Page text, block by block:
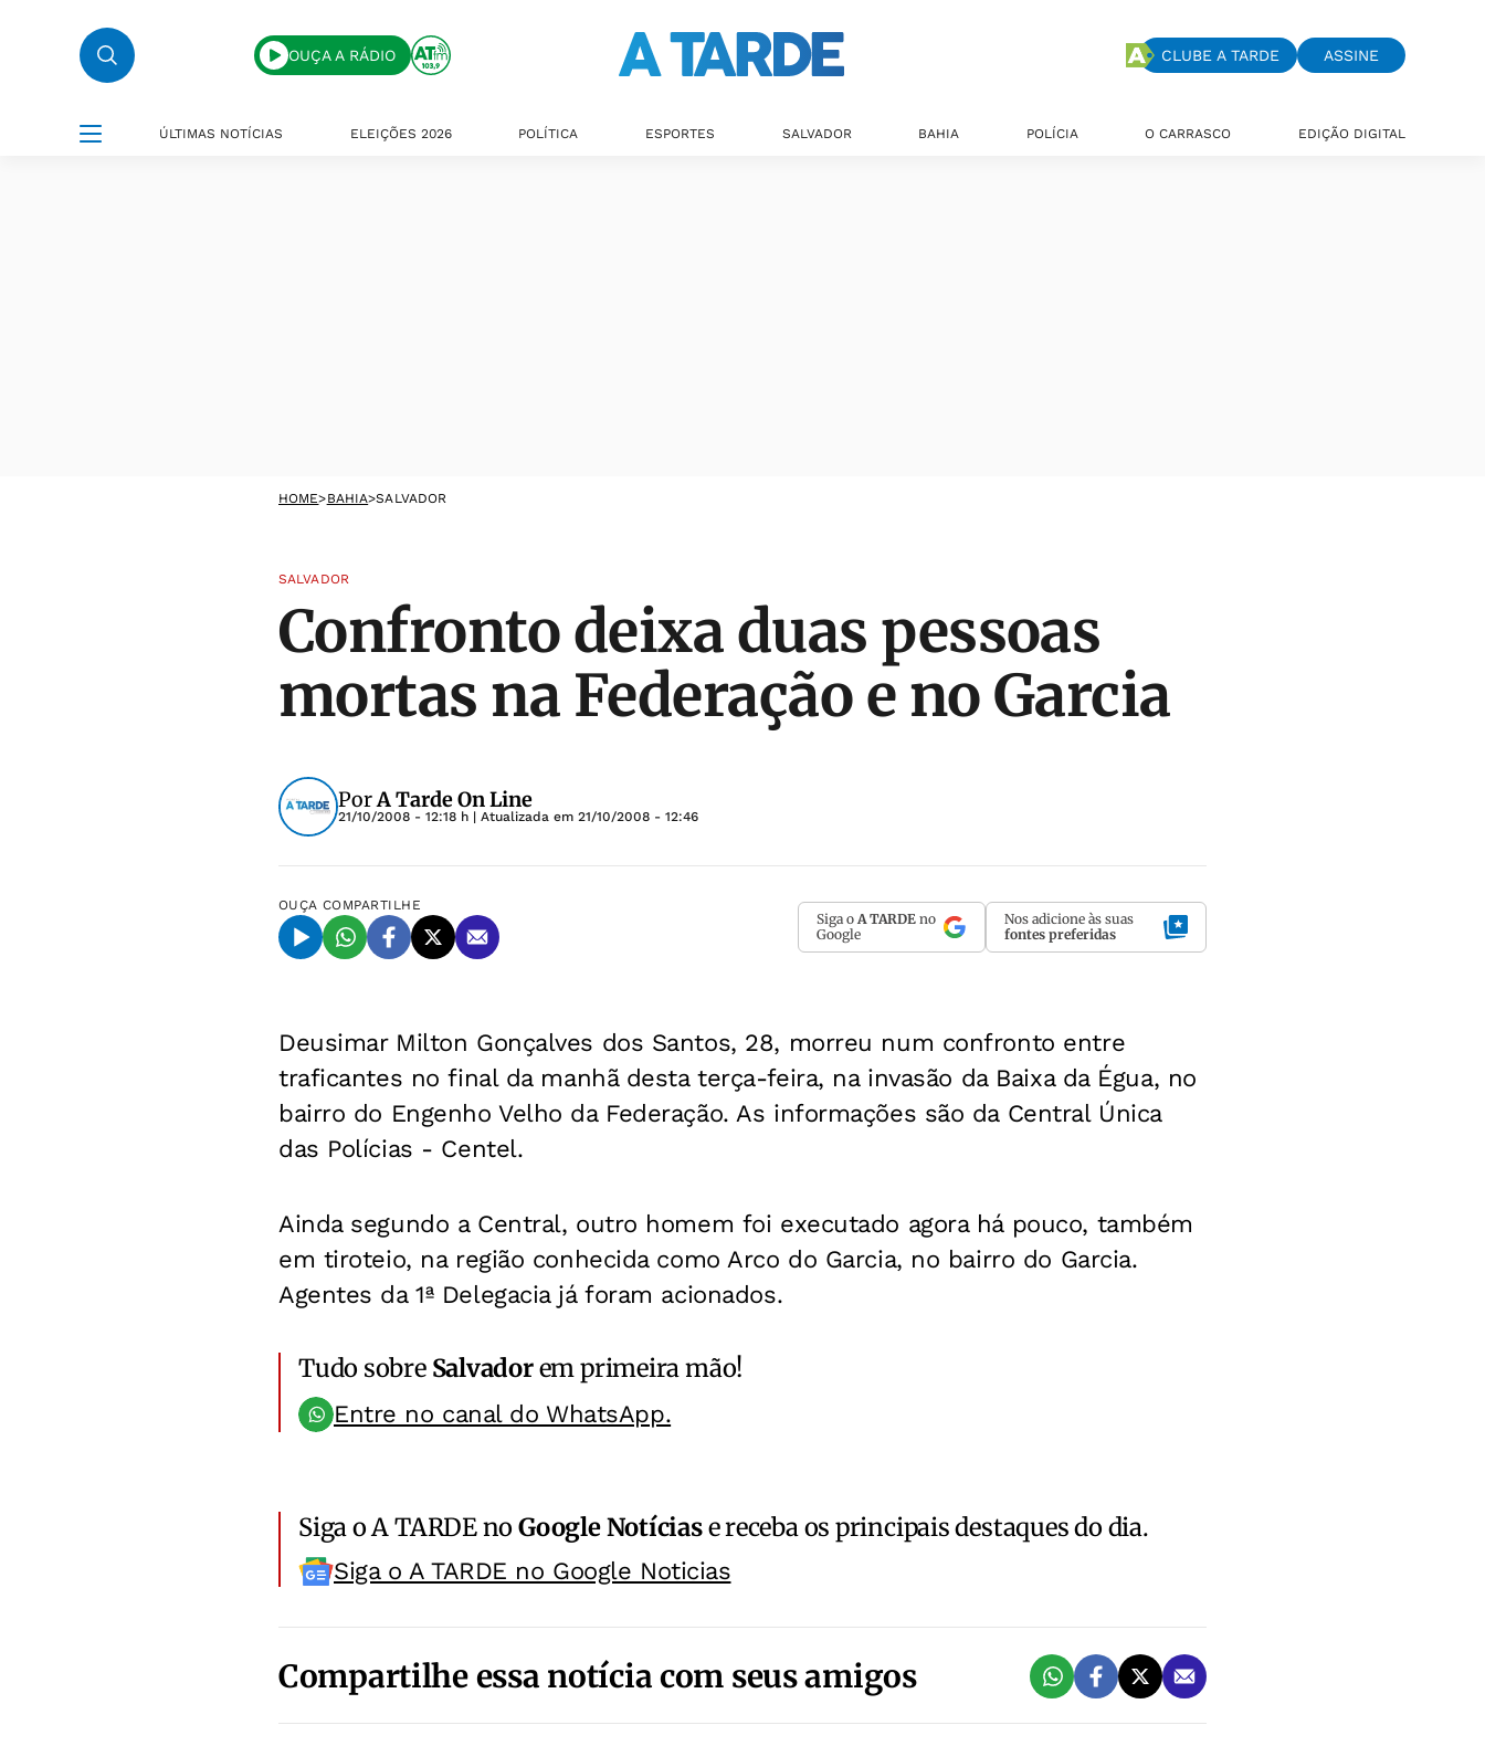
OUÇA A RÁDIO CLUBE A TARDE ASSINE
ÚLTIMAS NOTÍCIAS ELEIÇÕES 2026 POLÍTICA ESPORTES SALVADOR BAHIA POLÍCIA O CARRASCO EDIÇÃO DIGITAL
HOME>BAHIA>SALVADOR
SALVADOR
Confronto deixa duas pessoas
mortas na Federação e no Garcia
PorA Tarde On Line
21/10/2008 - 12:18 h | Atualizada em 21/10/2008 - 12:46
OUÇA COMPARTILHE
Siga o A TARDE no
Google
Nos adicione às suas
fontes preferidas
Deusimar Milton Gonçalves dos Santos, 28, morreu num confronto entre
traficantes no final da manhã desta terça-feira, na invasão da Baixa da Égua, no
bairro do Engenho Velho da Federação. As informações são da Central Única
das Polícias - Centel.
Ainda segundo a Central, outro homem foi executado agora há pouco, também
em tiroteio, na região conhecida como Arco do Garcia, no bairro do Garcia.
Agentes da 1ª Delegacia já foram acionados.
Tudo sobre Salvadorem primeira mão!
Entre no canal do WhatsApp.
Siga o A TARDE noGoogle Notíciase receba os principais destaques do dia.
Siga o A TARDE no Google Noticias
Compartilhe essa notícia com seus amigos